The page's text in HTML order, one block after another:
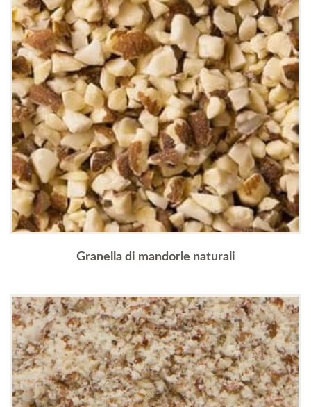
Granella di mandorle naturali